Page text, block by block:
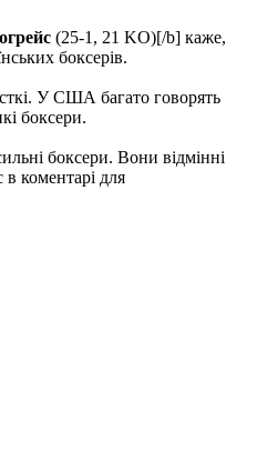
(25-1, 21 KO)[/b] каже,
боксерів.
У США багато говорять
боксери.
боксери. Вони відмінні
коментарі для